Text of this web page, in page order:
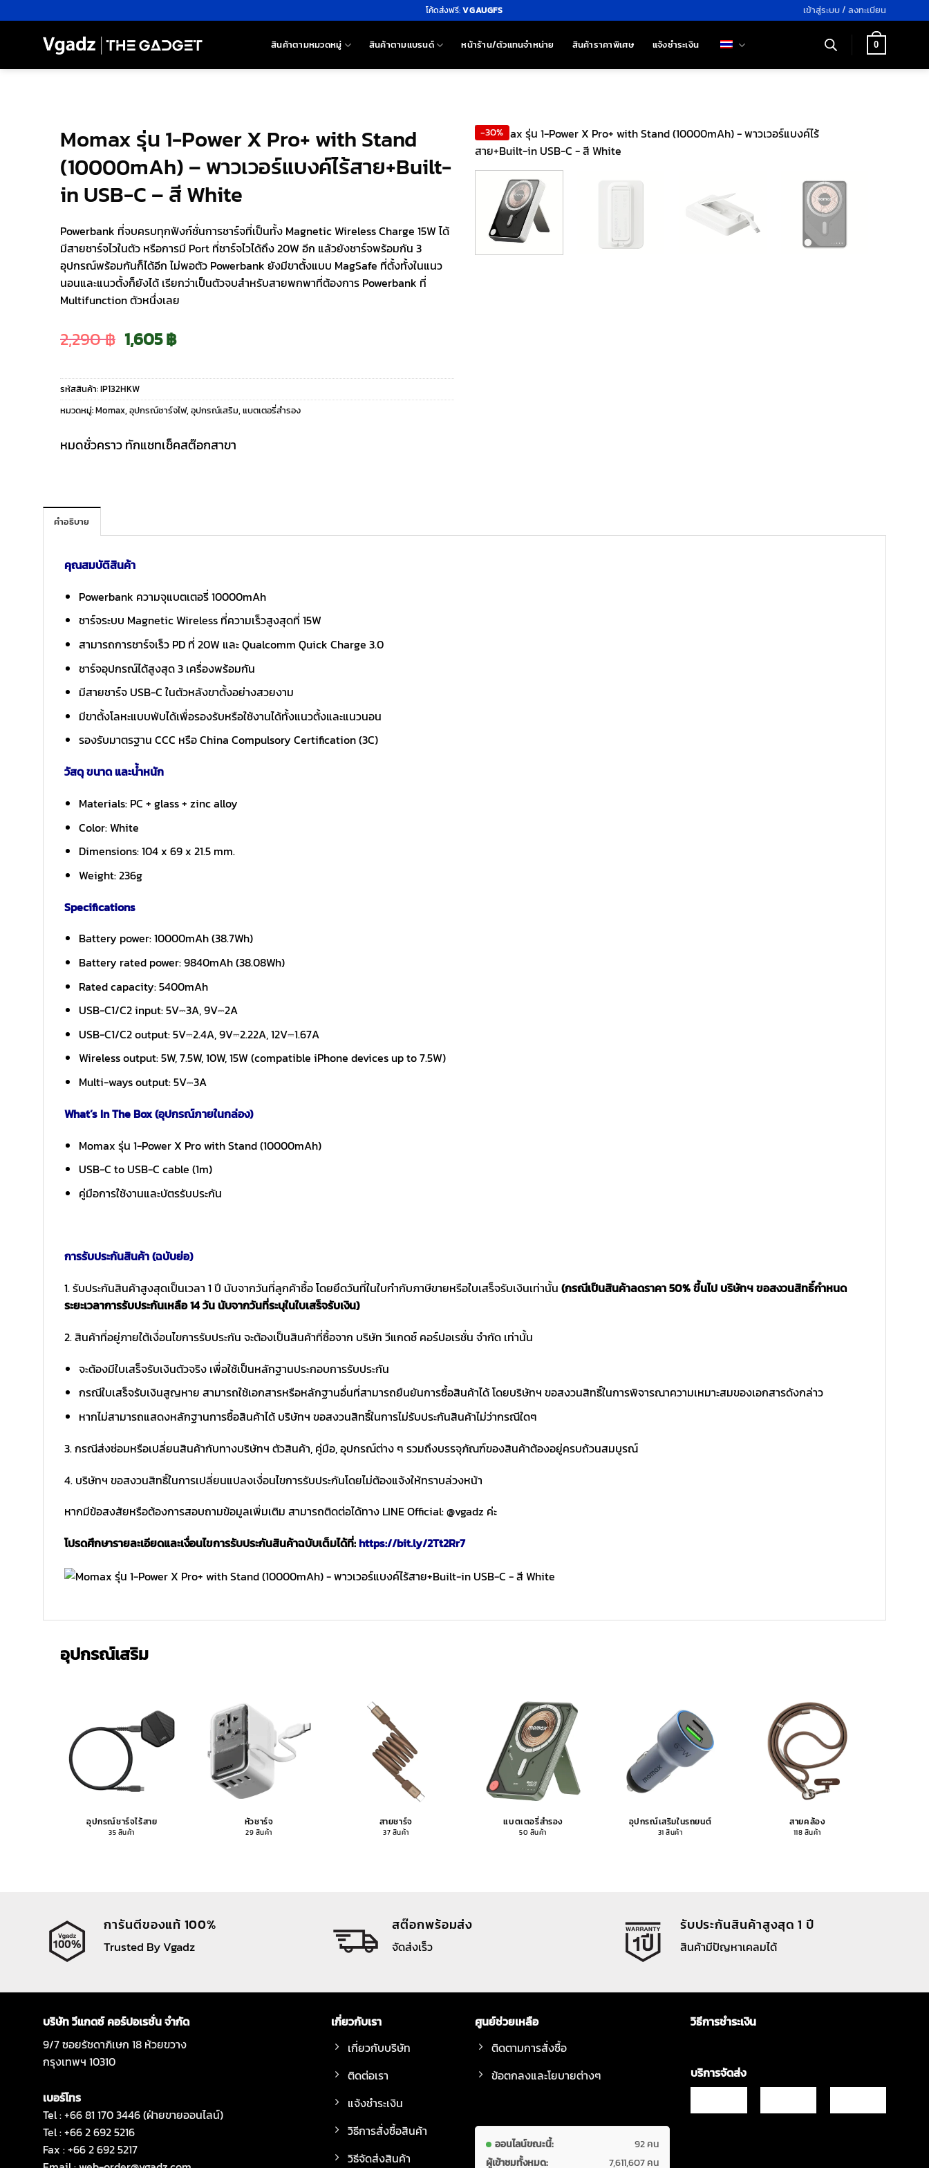
ไป
โค้ดส่งฟรี:VGAUGFS เข้าสู่ระบบ / ลงทะเบียน
สินค้าตามหมวดหมู่ สินค้าตามแบรนด์ หน้าร้าน/ตัวแทนจำหน่าย สินค้าราคาพิเศษ แจ้งชำระเงิน 0
Momax รุ่น 1-Power X Pro+ with Stand
(10000mAh) – พาวเวอร์แบงค์ไร้สาย+Built-
in USB-C – สี White
Powerbank ที่จบครบทุกฟังก์ชั่นการชาร์จที่เป็นทั้ง Magnetic Wireless Charge 15W ได้
มีสายชาร์จไวในตัว หรือการมี Port ที่ชาร์จไวได้ถึง 20W อีก แล้วยังชาร์จพร้อมกัน 3
อุปกรณ์พร้อมกันก็ได้อีก ไม่พอตัว Powerbank ยังมีขาตั้งแบบ MagSafe ที่ตั้งทั้งในแนว
นอนและแนวตั้งก็ยังได้ เรียกว่าเป็นตัวจบสำหรับสายพกพาที่ต้องการ Powerbank ที่
Multifunction ตัวหนึ่งเลย
2,290฿ Original
price
was:
2,290 ฿.
1,605฿Current
price
is:
1,605 ฿.
รหัสสินค้า:IP132HKW
หมวดหมู่:Momax, อุปกรณ์ชาร์จไฟ, อุปกรณ์เสริม, แบตเตอรี่สำรอง
หมดชั่วคราว ทักแชทเช็คสต๊อกสาขา
-30%
คำอธิบาย
คุณสมบัติสินค้า
Powerbank ความจุแบตเตอรี่ 10000mAh
ชาร์จระบบ Magnetic Wireless ที่ความเร็วสูงสุดที่ 15W
สามารถการชาร์จเร็ว PD ที่ 20W และ Qualcomm Quick Charge 3.0
ชาร์จอุปกรณ์ได้สูงสุด 3 เครื่องพร้อมกัน
มีสายชาร์จ USB-C ในตัวหลังขาตั้งอย่างสวยงาม
มีขาตั้งโลหะแบบพับได้เพื่อรองรับหรือใช้งานได้ทั้งแนวตั้งและแนวนอน
รองรับมาตรฐาน CCC หรือ China Compulsory Certification (3C)
วัสดุ ขนาด และน้ำหนัก
Materials: PC + glass + zinc alloy
Color: White
Dimensions: 104 x 69 x 21.5 mm.
Weight: 236g
Specifications
Battery power: 10000mAh (38.7Wh)
Battery rated power: 9840mAh (38.08Wh)
Rated capacity: 5400mAh
USB-C1/C2 input: 5V⎓3A, 9V⎓2A
USB-C1/C2 output: 5V⎓2.4A, 9V⎓2.22A, 12V⎓1.67A
Wireless output: 5W, 7.5W, 10W, 15W (compatible iPhone devices up to 7.5W)
Multi-ways output: 5V⎓3A
What’s In The Box (อุปกรณ์ภายในกล่อง)
Momax รุ่น 1-Power X Pro with Stand (10000mAh)
USB-C to USB-C cable (1m)
คู่มือการใช้งานและบัตรรับประกัน
การรับประกันสินค้า (ฉบับย่อ)
1. รับประกันสินค้าสูงสุดเป็นเวลา 1 ปี นับจากวันที่ลูกค้าซื้อ โดยยึดวันที่ในใบกำกับภาษีขายหรือใบเสร็จรับเงินเท่านั้น (กรณีเป็นสินค้าลดราคา 50% ขึ้นไป บริษัทฯ ขอสงวนสิทธิ์กำหนด
ระยะเวลาการรับประกันเหลือ 14 วัน นับจากวันที่ระบุในใบเสร็จรับเงิน)
2. สินค้าที่อยู่ภายใต้เงื่อนไขการรับประกัน จะต้องเป็นสินค้าที่ซื้อจาก บริษัท วีแกดซ์ คอร์ปอเรชั่น จำกัด เท่านั้น
จะต้องมีใบเสร็จรับเงินตัวจริง เพื่อใช้เป็นหลักฐานประกอบการรับประกัน
กรณีใบเสร็จรับเงินสูญหาย สามารถใช้เอกสารหรือหลักฐานอื่นที่สามารถยืนยันการซื้อสินค้าได้ โดยบริษัทฯ ขอสงวนสิทธิ์ในการพิจารณาความเหมาะสมของเอกสารดังกล่าว
หากไม่สามารถแสดงหลักฐานการซื้อสินค้าได้ บริษัทฯ ขอสงวนสิทธิ์ในการไม่รับประกันสินค้าไม่ว่ากรณีใดๆ
3. กรณีส่งซ่อมหรือเปลี่ยนสินค้ากับทางบริษัทฯ ตัวสินค้า, คู่มือ, อุปกรณ์ต่าง ๆ รวมถึงบรรจุภัณฑ์ของสินค้าต้องอยู่ครบถ้วนสมบูรณ์
4. บริษัทฯ ขอสงวนสิทธิ์ในการเปลี่ยนแปลงเงื่อนไขการรับประกันโดยไม่ต้องแจ้งให้ทราบล่วงหน้า
หากมีข้อสงสัยหรือต้องการสอบถามข้อมูลเพิ่มเติม สามารถติดต่อได้ทาง LINE Official: @vgadz ค่ะ
โปรดศึกษารายละเอียดและเงื่อนไขการรับประกันสินค้าฉบับเต็มได้ที่:https://bit.ly/2Tt2Rr7
อุปกรณ์เสริม
อุปกรณ์ชาร์จไร้สาย
35 สินค้า
หัวชาร์จ
29 สินค้า
สายชาร์จ
37 สินค้า
แบตเตอรี่สำรอง
50 สินค้า
อุปกรณ์เสริมในรถยนต์
31 สินค้า
สายคล้อง
118 สินค้า
การันตีของแท้ 100%
Trusted By Vgadz
สต๊อกพร้อมส่ง
จัดส่งเร็ว
รับประกันสินค้าสูงสุด 1 ปี
สินค้ามีปัญหาเคลมได้
บริษัท วีแกดซ์ คอร์ปอเรชั่น จำกัด
9/7 ซอยรัชดาภิเษก 18 ห้วยขวาง
กรุงเทพฯ 10310
เบอร์โทร
Tel : +66 81 170 3446 (ฝ่ายขายออนไลน์)
Tel : +66 2 692 5216
Fax : +66 2 692 5217
เกี่ยวกับเรา
เกี่ยวกับบริษัท
ติดต่อเรา
แจ้งชำระเงิน
วิธีการสั่งซื้อสินค้า
วิธีจัดส่งสินค้า
ศูนย์ช่วยเหลือ
ติดตามการสั่งซื้อ
ข้อตกลงและโยบายต่างๆ
ออนไลน์ขณะนี้:
92 คน
ผู้เข้าชมทั้งหมด:
7,611,607 คน
วิธีการชำระเงิน
บริการจัดส่ง